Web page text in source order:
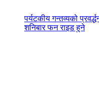
पर्यटकीय गन्तव्यको
शनिबार फन राइड हुने